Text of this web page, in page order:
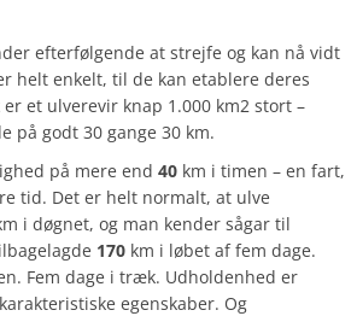
efterfølgende at strejfe og kan nå vidt
helt enkelt, til de kan etablere deres
et ulverevir knap 1.000 km2 stort –
på godt 30 gange 30 km.
på mere end 40 km i timen – en fart,
tid. Det er helt normalt, at ulve
i døgnet, og man kender sågar til
170 km i løbet af fem dage.
Fem dage i træk. Udholdenhed er
egenskaber. Og